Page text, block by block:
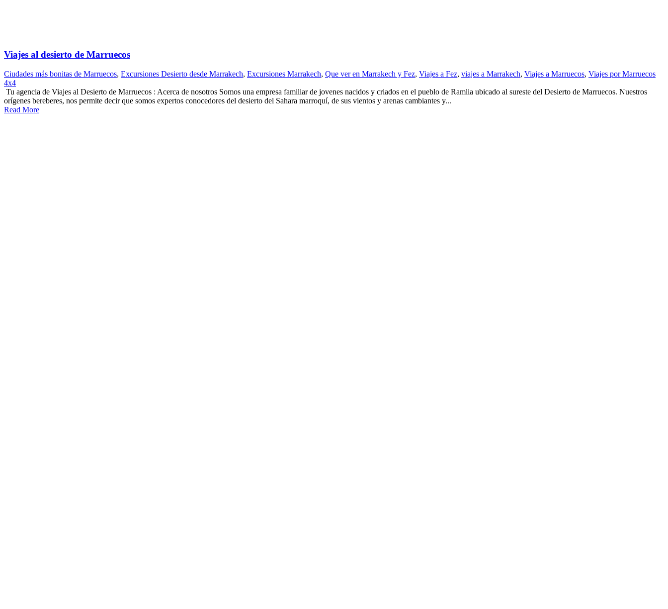
Viajes al desierto de Marruecos
Ciudades más bonitas de Marruecos, Excursiones Desierto desde Marrakech, Excursiones Marrakech, Que ver en Marrakech y Fez, Viajes a Fez, viajes a Marrakech, Viajes a Marruecos, Viajes por Marruecos
4x4
Tu agencia de Viajes al Desierto de Marruecos : Acerca de nosotros Somos una empresa familiar de jovenes nacidos y criados en el pueblo de Ramlia ubicado al sureste del Desierto de Marruecos. Nuestros
orígenes bereberes, nos permite decir que somos expertos conocedores del desierto del Sahara marroquí, de sus vientos y arenas cambiantes y...
Read More